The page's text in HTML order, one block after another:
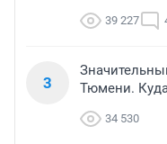
39 227
3
Тюмени.
34 530